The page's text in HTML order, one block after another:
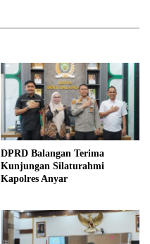
DPRD Balangan Terima
Kunjungan Silaturahmi
Kapolres Anyar